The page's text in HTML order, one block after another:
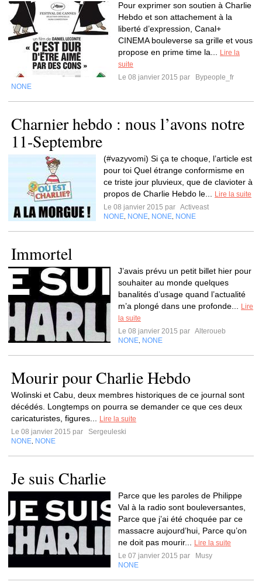
Pour exprimer son soutien à Charlie
Hebdo et son attachement à la
liberté d’expression, Canal+
CINEMA bouleverse sa grille et vous
propose en prime time la...
Lire la
suite
Le 08 janvier 2015 par
Bypeople_fr
NONE
Charnier hebdo : nous l’avons notre
11-Septembre
(#vazyvomi) Si ça te choque, l’article est
pour toi Quel étrange conformisme en
ce triste jour pluvieux, que de clavioter à
propos de Charlie Hebdo le...
Lire la suite
Le 08 janvier 2015 par Activeast
NONE NONE NONE NONE
Immortel
J’avais prévu un petit billet hier pour
souhaiter au monde quelques
banalités d’usage quand l’actualité
m’a plongé dans une profonde...
Lire
la suite
Le 08 janvier 2015 par Alteroueb
NONE NONE
Mourir pour Charlie Hebdo
Wolinski et Cabu, deux membres historiques de ce journal sont
décédés. Longtemps on pourra se demander ce que ces deux
caricaturistes, figures...
Lire la suite
Le 08 janvier 2015 par
Sergeuleski
NONE NONE
Je suis Charlie
Parce que les paroles de Philippe
Val à la radio sont bouleversantes,
Parce que j’ai été choquée par ce
massacre aujourd’hui, Parce qu’on
ne doit pas mourir...
Lire la suite
Le 07 janvier 2015 par
Musy
NONE